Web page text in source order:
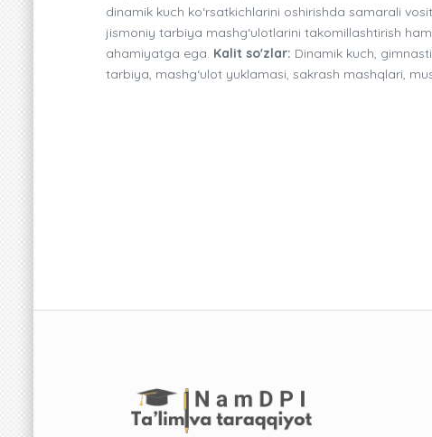
dinamik kuch ko‘rsatkichlarini oshirishda samarali
jismoniy tarbiya mashg‘ulotlarini takomillashtirish
ahamiyatga ega. Kalit so'zlar: Dinamik kuch,
tarbiya, mashg‘ulot yuklamasi, sakrash mashqlari,